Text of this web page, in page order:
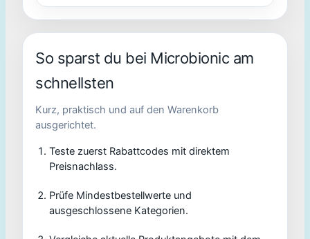
So sparst du bei Microbionic am
schnellsten
Kurz, praktisch und auf den Warenkorb
ausgerichtet.
Teste zuerst Rabattcodes mit direktem
Preisnachlass.
Prüfe Mindestbestellwerte und
ausgeschlossene Kategorien.